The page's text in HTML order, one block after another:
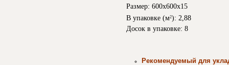
Размер: 600х600х15
В упаковке (м2): 2,88
Досок в упаковке: 8
Рекомендуемый для